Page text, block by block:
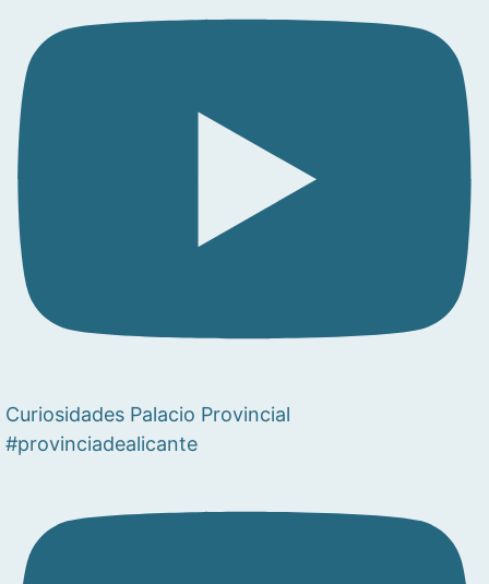
Curiosidades Palacio Provincial
#provinciadealicante